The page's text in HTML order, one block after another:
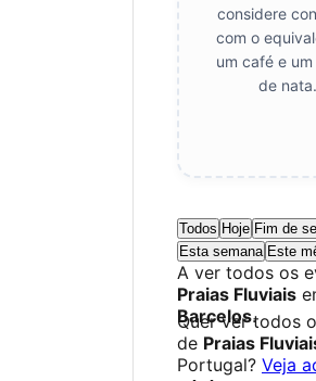
considere
com o
um café e
de nata.
Todos Hoje Fim de
Esta semana Este
A ver todos os
Praias Fluviais
Barcelos.
Quer ver todos
de Praias
Portugal? Veja